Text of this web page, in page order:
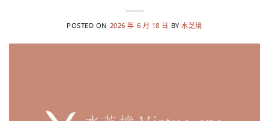
POSTED ON 2026 年 6 月 18 日 BY水芝境